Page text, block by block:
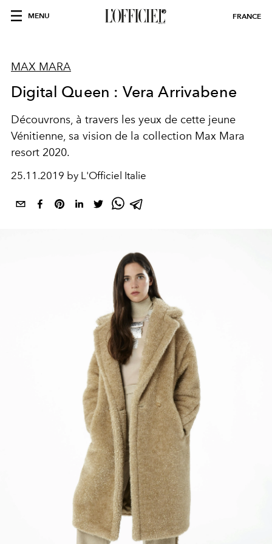
MENU FRANCE
MAX MARA
Digital Queen : Vera Arrivabene
Découvrons, à travers les yeux de cette jeune
Vénitienne, sa vision de la collection Max Mara
resort 2020.
25.11.2019 by L'Officiel Italie